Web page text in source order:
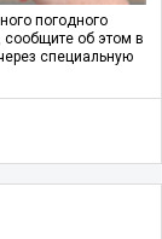
погодного
сообщите об этом в
специальную